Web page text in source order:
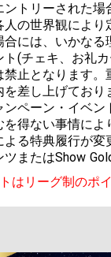
ントリーされた
の世界観により
には、いかな
ト(チェキ、お礼
禁止となります
差し上げており
ンペーン・イベ
を得ない事情に
よる特典履行が
またはShow
はリーグ制のポ